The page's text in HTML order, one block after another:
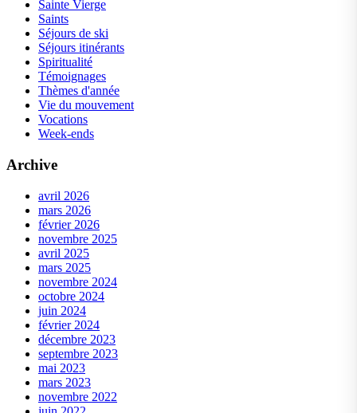
Sainte Vierge
Saints
Séjours de ski
Séjours itinérants
Spiritualité
Témoignages
Thèmes d'année
Vie du mouvement
Vocations
Week-ends
Archive
avril 2026
mars 2026
février 2026
novembre 2025
avril 2025
mars 2025
novembre 2024
octobre 2024
juin 2024
février 2024
décembre 2023
septembre 2023
mai 2023
mars 2023
novembre 2022